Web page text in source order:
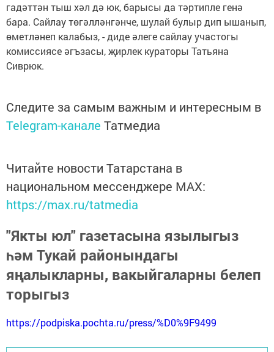
гадәттән тыш хәл дә юк, барысы да тәртипле генә
бара. Сайлау төгәлләнгәнче, шулай булыр дип ышанып,
өметләнеп калабыз, - диде әлеге сайлау участогы
комиссиясе әгъзасы, җирлек кураторы Татьяна
Сиврюк.
Следите за самым важным и интересным в
Telegram-канале Татмедиа
Читайте новости Татарстана в
национальном мессенджере MАХ:
https://max.ru/tatmedia
"Якты юл" газетасына язылыгыз
һәм Тукай районындагы
яңалыкларны, вакыйгаларны белеп
торыгыз
https://podpiska.pochta.ru/press/%D0%9F9499